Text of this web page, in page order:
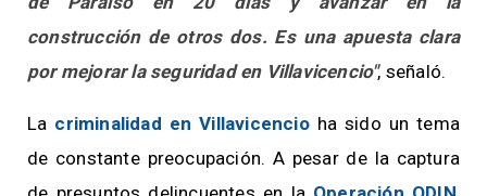
construcción de otros dos. Es una apuesta clara
por mejorar la seguridad en Villavicencio", señaló.
La criminalidad en Villavicencioha sido un tema
de constante preocupación. A pesar de la captura